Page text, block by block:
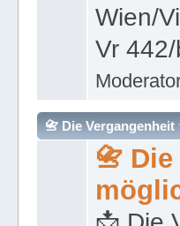
Wien/
Vr
📇 Die
📇